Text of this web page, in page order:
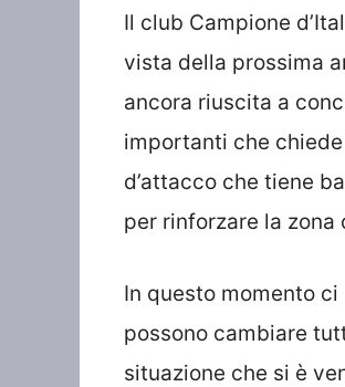
Il club Campione
vista della prossima
ancora riuscita a
importanti che
d’attacco che tiene
per rinforzare la zona
In questo momento
possono cambiare
situazione che si è